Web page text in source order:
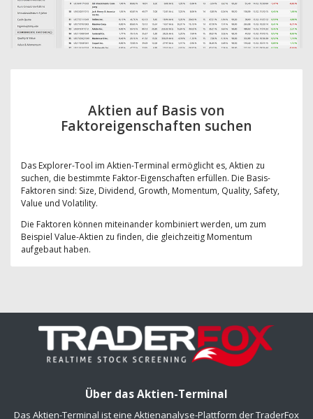
Aktien auf Basis von
Faktoreigenschaften suchen
Das Explorer-Tool im Aktien-Terminal ermöglicht es, Aktien zu
suchen, die bestimmte Faktor-Eigenschaften erfüllen. Die Basis-
Faktoren sind: Size, Dividend, Growth, Momentum, Quality, Safety,
Value und Volatility.
Die Faktoren können miteinander kombiniert werden, um zum
Beispiel Value-Aktien zu finden, die gleichzeitig Momentum
aufgebaut haben.
Über das Aktien-Terminal
Das Aktien-Terminal ist eine Aktienanalyse-Plattform der TraderFox